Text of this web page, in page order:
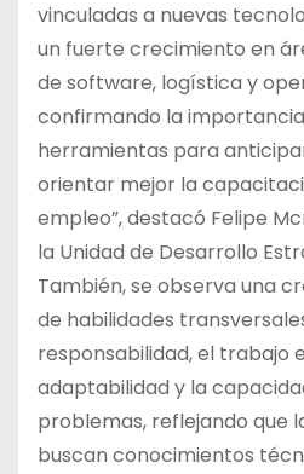
vinculadas a nuevas
un fuerte crecimiento en
de software, logística y
confirmando la
herramientas para
orientar mejor la
empleo”, destacó Felipe
la Unidad de Desarrollo
También, se observa una
de habilidades
responsabilidad, el trabajo
adaptabilidad y la
problemas, reflejando que
buscan conocimientos